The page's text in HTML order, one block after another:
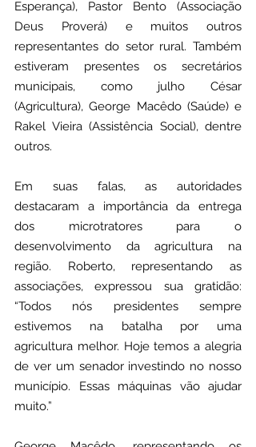
Esperança), Pastor Bento (Associação
Deus Proverá) e muitos outros
representantes do setor rural. Também
estiveram presentes os secretários
municipais, como julho César
(Agricultura), George Macêdo (Saúde) e
Rakel Vieira (Assistência Social), dentre
outros.
Em suas falas, as autoridades
destacaram a importância da entrega
dos microtratores para o
desenvolvimento da agricultura na
região. Roberto, representando as
associações, expressou sua gratidão:
“Todos nós presidentes sempre
estivemos na batalha por uma
agricultura melhor. Hoje temos a alegria
de ver um senador investindo no nosso
município. Essas máquinas vão ajudar
muito.”